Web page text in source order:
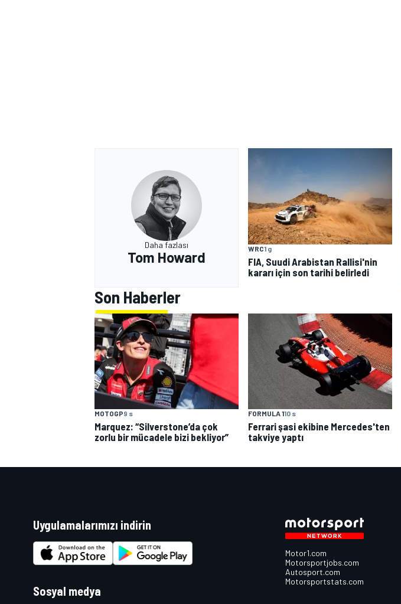
Daha fazlası
Tom Howard
WRC1 g
FIA, Suudi Arabistan Rallisi'nin
kararı için son tarihi belirledi
Son Haberler
MOTOGP9 s
Marquez: “Silverstone’da çok
zorlu bir mücadele bizi bekliyor”
FORMULA 110 s
Ferrari şasi ekibine Mercedes'ten
takviye yaptı
Uygulamalarımızı indirin
Sosyal medya
Motor1.com
Motorsportjobs.com
Autosport.com
Motorsportstats.com